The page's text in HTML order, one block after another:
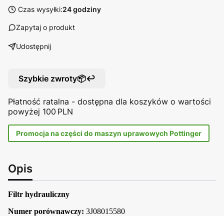
Czas wysyłki:24 godziny
Zapytaj o produkt
Udostępnij
Szybkie zwroty📦↩️
Płatność ratalna - dostępna dla koszyków o wartości
powyżej 100 PLN
Promocja na części do maszyn uprawowych Pottinger
Opis
Filtr hydrauliczny
Numer porównawczy: 3J08015580